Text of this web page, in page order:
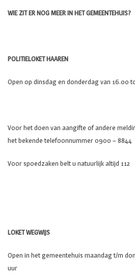
WIE ZIT ER NOG MEER IN HET GEMEENTEHUIS?
POLITIELOKET HAAREN
Open op dinsdag en donderdag van 16.00
Voor het doen van aangifte of andere
het bekende telefoonnummer 0900 – 8844
Voor spoedzaken belt u natuurlijk altijd 112
LOKET WEGWIJS
Open in het gemeentehuis maandag t/m
uur